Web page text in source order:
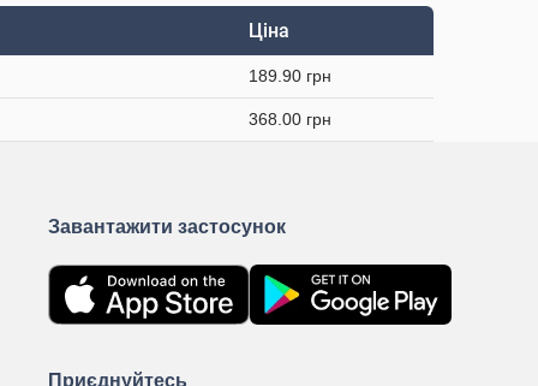
Ціна
189.90 грн
368.00 грн
Завантажити застосунок
Приєднуйтесь